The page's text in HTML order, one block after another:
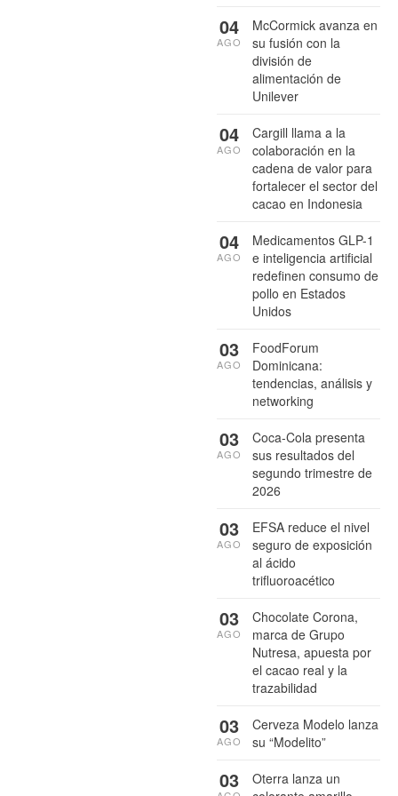
McCormick avanza en
su fusión con la
división de
alimentación de
Unilever
04
AGO
Cargill llama a la
colaboración en la
cadena de valor para
fortalecer el sector del
cacao en Indonesia
04
AGO
Medicamentos GLP-1
e inteligencia artificial
redefinen consumo de
pollo en Estados
Unidos
04
AGO
FoodForum
Dominicana:
tendencias, análisis y
networking
03
AGO
Coca-Cola presenta
sus resultados del
segundo trimestre de
2026
03
AGO
EFSA reduce el nivel
seguro de exposición
al ácido
trifluoroacético
03
AGO
Chocolate Corona,
marca de Grupo
Nutresa, apuesta por
el cacao real y la
trazabilidad
03
AGO
Cerveza Modelo lanza
su “Modelito”
03
AGO
Oterra lanza un
03